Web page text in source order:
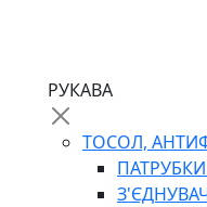
РУКАВА
ТОСОЛ,